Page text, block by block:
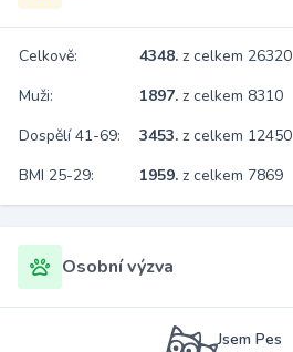
Celkově: 4348. z celkem 26320
Muži:
1897. z celkem 8310
Dospělí 41-69:
3453. z celkem 12450
BMI 25-29:
1959. z celkem 7869
Osobní výzva
Jsem Pes